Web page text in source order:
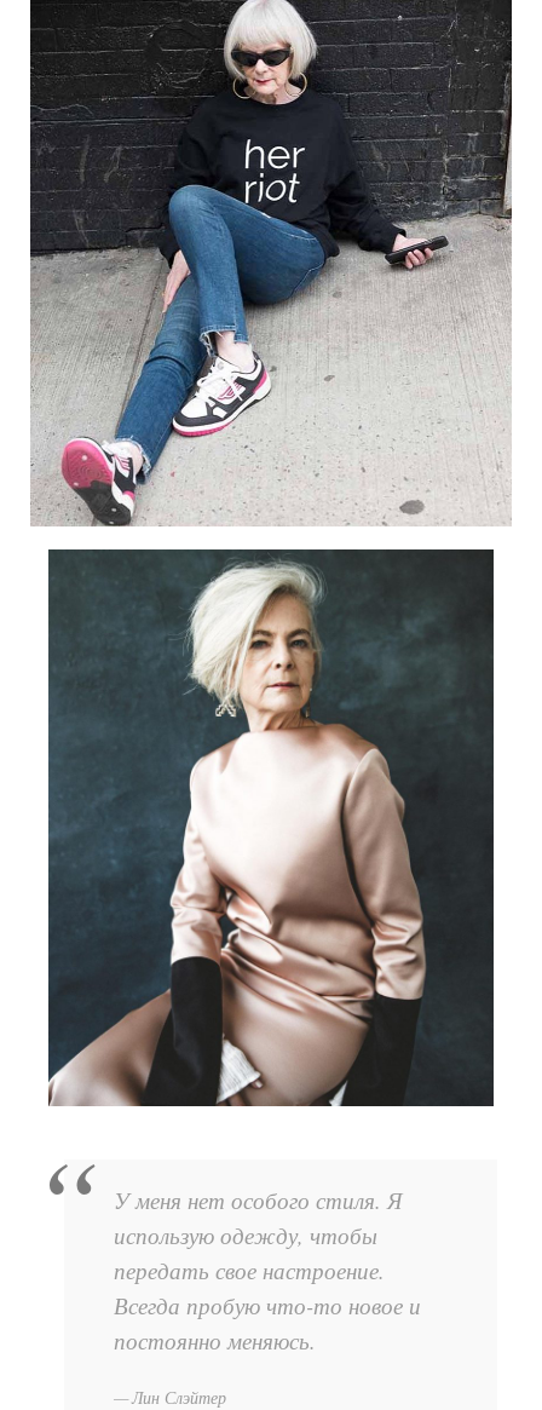
У меня нет особого стиля. Я
использую одежду, чтобы
передать свое настроение.
Всегда пробую что-то новое и
постоянно меняюсь.
Лин Слэйтер